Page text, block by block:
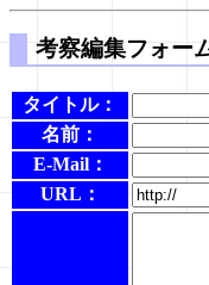
考察編集フォー
タイトル：
名前：
E-Mail：
URL：